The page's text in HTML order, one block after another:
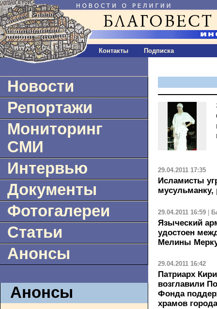
Контакты Подписка
Новости
Репортажи
Мониторинг
СМИ
Интервью
Документы
Фотогалереи
Статьи
Анонсы
Анонсы
29.04.2011 17:35
Исламисты
29.04.2011 16:59 |
Языческий
удостоен
Мелины
29.04.2011 16:42
Патриарх
возглавили
Фонда
храмов